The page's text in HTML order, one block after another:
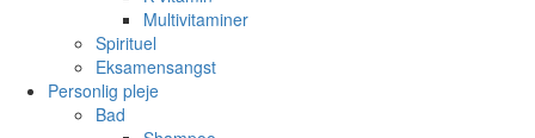
Multivitaminer
Spirituel
Eksamensangst
Personlig pleje
Bad